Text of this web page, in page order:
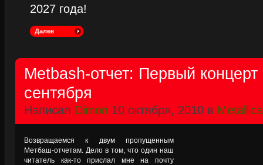
2027 года!
Далее
Metbash-отчет: Первый
сентября
Написал Dimon 10 октября, 2010 в Metallica
Возвращаемся к двум пропущенным
Метбаш-отчетам. Дело в том, что один наш
читатель как-то прислал мне на почту